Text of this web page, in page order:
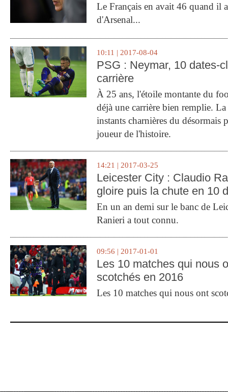
Le Français en avait 46 quand il
d'Arsenal...
10:11 | 2017-08-04
PSG : Neymar, 10 dates-
carrière
À 25 ans, l'étoile montante du
déjà une carrière bien remplie.
instants charnières du désormais
joueur de l'histoire.
14:21 | 2017-03-25
Leicester City : Claudio
gloire puis la chute en 10
En un an demi sur le banc de
Ranieri a tout connu.
09:56 | 2017-01-01
Les 10 matches qui nous
scotchés en 2016
Les 10 matches qui nous ont